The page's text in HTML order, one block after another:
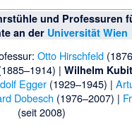
und Professuren
an der Universität Wien
Otto Hirschfeld
|Wilhelm
Egger (1929–1945) |
Dobesch (1976–2007) |
(seit 2008)